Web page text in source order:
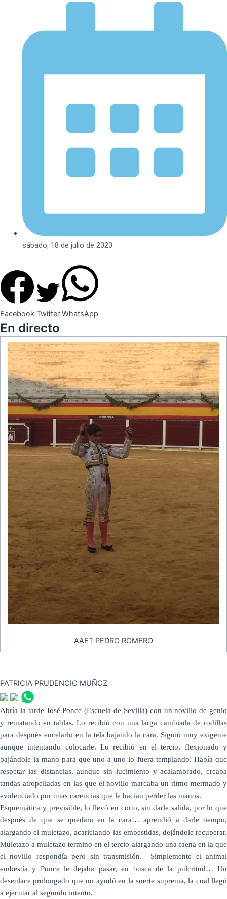
sábado, 18 de julio de 2020
Facebook Twitter WhatsApp
En directo
AAET PEDRO ROMERO
PATRICIA PRUDENCIO MUÑOZ
Abría la tarde José Ponce (Escuela de Sevilla) con un novillo de genio
y rematando en tablas. Lo recibió con una larga cambiada de rodillas
para después encelarlo en la tela bajando la cara. Siguió muy exigente
aunque intentando colocarle. Lo recibió en el tercio, flexionado y
bajándole la mano para que uno a uno lo fuera templando. Había que
respetar las distancias, aunque sin lucimiento y acalambrado, creaba
tandas atropelladas en las que el novillo marcaba un ritmo mermado y
evidenciado por unas carencias que le hacían perder las manos.
Esquemática y previsible, lo llevó en corto, sin darle salida, por lo que
después de que se quedara en la cara… aprendió a darle tiempo,
alargando el muletazo, acariciando las embestidas, dejándole recuperar.
Muletazo a muletazo termino en el tercio alargando una faena en la que
el novillo respondía pero sin transmisión. Simplemente el animal
embestía y Ponce le dejaba pasar, en busca de la pulcritud… Un
desenlace prolongado que no ayudó en la suerte suprema, la cual llegó
a ejecutar al segundo intento.